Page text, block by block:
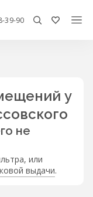
39-90
у
не
или
выдачи.